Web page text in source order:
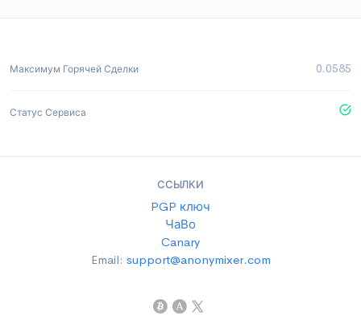
Максимум Горячей Сделки 0.0585
Статус Сервиса
ССЫЛКИ
PGP ключ
ЧаВо
Canary
Email: support@anonymixer.com